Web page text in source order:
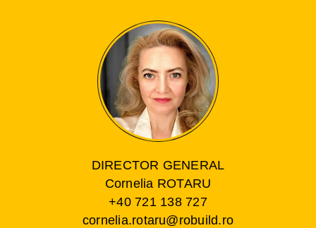
DIRECTOR GENERAL
Cornelia ROTARU
+40 721 138 727
cornelia.rotaru@robuild.ro